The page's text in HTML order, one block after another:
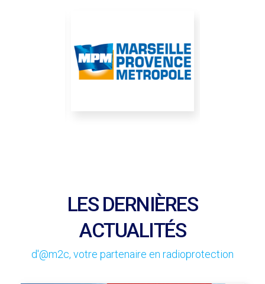
LES DERNIÈRES
ACTUALITÉS
d'@m2c, votre partenaire en radioprotection